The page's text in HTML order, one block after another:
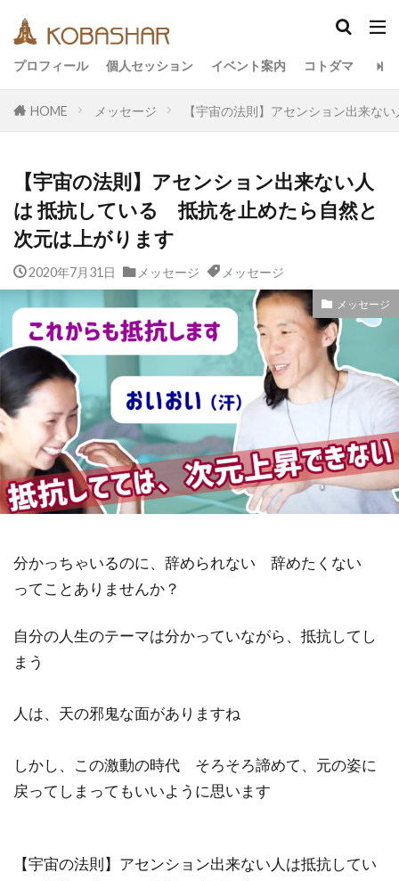
プロフィール 個人セッション イベント案内 コトダマ
HOME メッセージ 【宇宙の法則】アセンション出来な
【宇宙の法則】アセンション出来ない人
は 抵抗している 抵抗を止めたら自然と
次元は上がります
2020年7月31日 メッセージ メッセージ
メッセージ
分かっちゃいるのに、辞められない 辞めたくない
ってことありませんか？
自分の人生のテーマは分かっていながら、抵抗してし
まう
人は、天の邪鬼な面がありますね
しかし、この激動の時代 そろそろ諦めて、元の姿に
戻ってしまってもいいように思います
【宇宙の法則】アセンション出来ない人は抵抗してい
カテゴリー
アーティスト
イベント
イヤシロチ
エコ
オフグリッド
キールタン
デトックス
バシャール・宇宙の法則
メッセージ
ヨガ
リトリート
ワンネス
ヴィーガン 健康
動画
友人
合宿 名古屋 地底人
子供
宇宙人
引き寄せの法則
愛
断食
旅 沖縄 満月
石川県
祓い
覚醒の学校 農業
金沢市
鎮魂
非二元
検索